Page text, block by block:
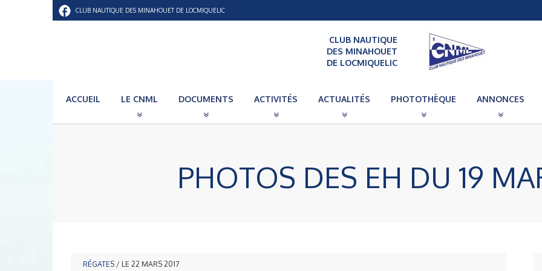
CLUB NAUTIQUE DES MINAHOUET DE LOCMIQUELIC
CLUB NAUTIQUE
DES MINAHOUET
DE LOCMIQUELIC
ACCUEIL LE CNML DOCUMENTS ACTIVITÉS ACTUALITÉS PHOTOTHÈQUE ANNONCES
PHOTOS DES EH DU 19
RÉGATES / LE 22 MARS 2017